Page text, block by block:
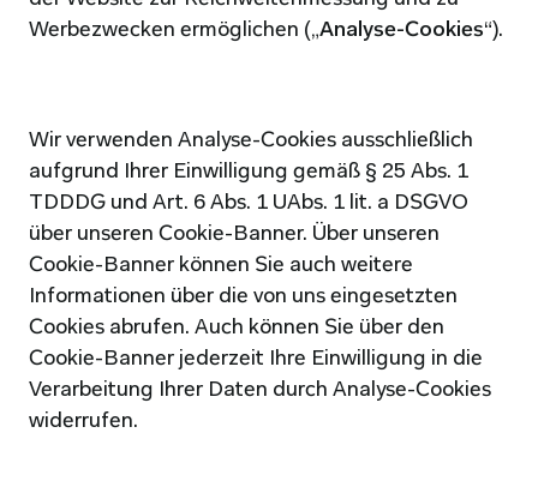
Werbezwecken ermöglichen („Analyse-Cookies“).
Wir verwenden Analyse-Cookies ausschließlich
aufgrund Ihrer Einwilligung gemäß § 25 Abs. 1
TDDDG und Art. 6 Abs. 1 UAbs. 1 lit. a DSGVO
über unseren Cookie-Banner. Über unseren
Cookie-Banner können Sie auch weitere
Informationen über die von uns eingesetzten
Cookies abrufen. Auch können Sie über den
Cookie-Banner jederzeit Ihre Einwilligung in die
Verarbeitung Ihrer Daten durch Analyse-Cookies
widerrufen.